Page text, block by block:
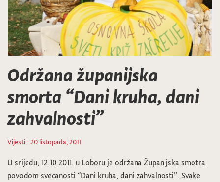
Održana županijska
smorta “Dani kruha, dani
zahvalnosti”
Vijesti · 20 listopada, 2011
U srijedu, 12.10.2011. u Loboru je održana Županijska smotra
povodom svecanosti “Dani kruha, dani zahvalnosti”. Svake